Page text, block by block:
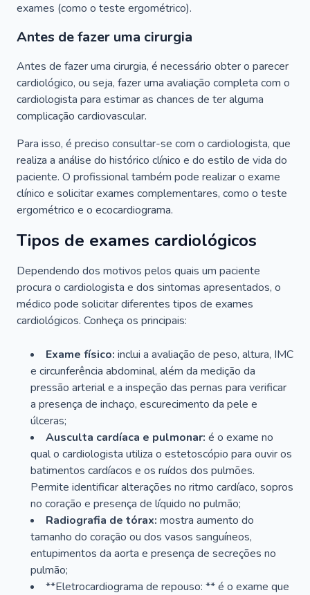
exames (como o teste ergométrico).
Antes de fazer uma cirurgia
Antes de fazer uma cirurgia, é necessário obter o parecer
cardiológico, ou seja, fazer uma avaliação completa com o
cardiologista para estimar as chances de ter alguma
complicação cardiovascular.
Para isso, é preciso consultar-se com o cardiologista, que
realiza a análise do histórico clínico e do estilo de vida do
paciente. O profissional também pode realizar o exame
clínico e solicitar exames complementares, como o teste
ergométrico e o ecocardiograma.
Tipos de exames cardiológicos
Dependendo dos motivos pelos quais um paciente
procura o cardiologista e dos sintomas apresentados, o
médico pode solicitar diferentes tipos de exames
cardiológicos. Conheça os principais:
Exame físico: inclui a avaliação de peso, altura, IMC
e circunferência abdominal, além da medição da
pressão arterial e a inspeção das pernas para verificar
a presença de inchaço, escurecimento da pele e
úlceras;
Ausculta cardíaca e pulmonar: é o exame no
qual o cardiologista utiliza o estetoscópio para ouvir os
batimentos cardíacos e os ruídos dos pulmões.
Permite identificar alterações no ritmo cardíaco, sopros
no coração e presença de líquido no pulmão;
Radiografia de tórax: mostra aumento do
tamanho do coração ou dos vasos sanguíneos,
entupimentos da aorta e presença de secreções no
pulmão;
**Eletrocardiograma de repouso: ** é o exame que